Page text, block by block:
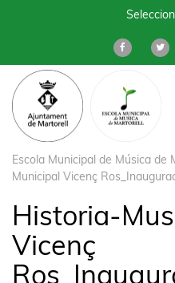
Escola Municipal de Música de
Municipal Vicenç
Historia-
Vicenç